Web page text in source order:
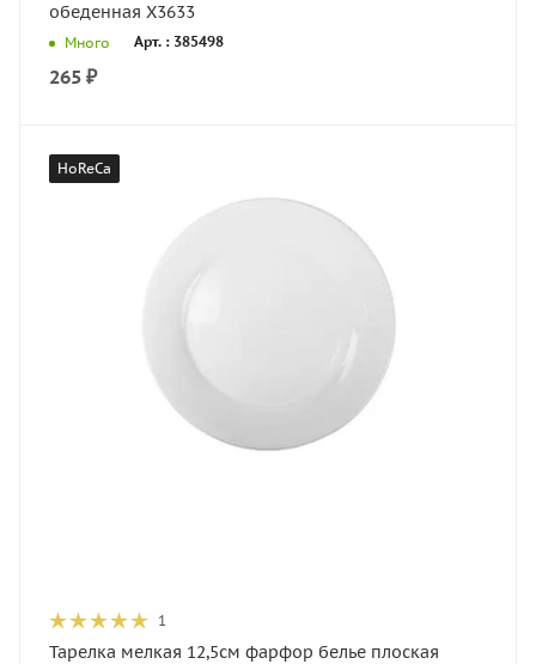
обеденная X3633
Много Арт. : 385498
265 ₽
HoReCa
1
Тарелка мелкая 12,5см фарфор белье плоская